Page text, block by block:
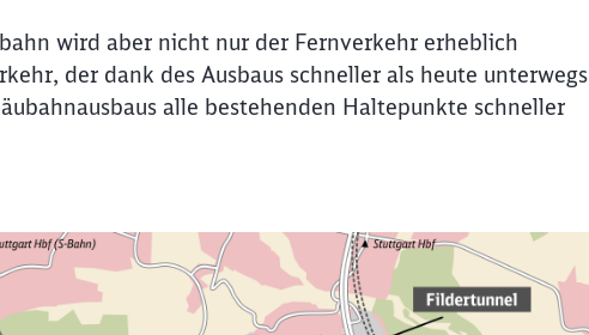
wird aber nicht nur der Fernverkehr erheblich
der dank des Ausbaus schneller als heute unterwegs
alle bestehenden Haltepunkte schneller